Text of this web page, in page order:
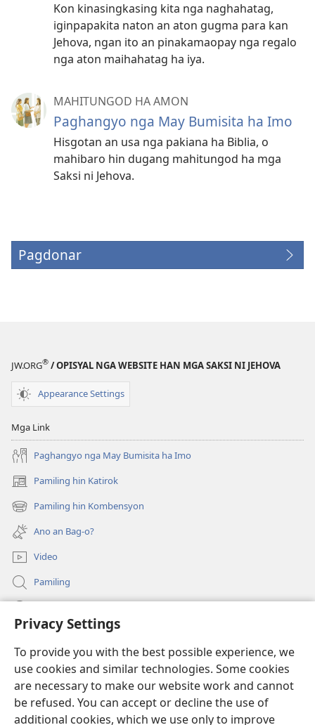
Privacy Settings
To provide you with the best possible experience, we
use cookies and similar technologies. Some cookies
are necessary to make our website work and cannot
be refused. You can accept or decline the use of
additional cookies, which we use only to improve
Kon kinasingkasing kita nga naghahatag,
iginpapakita naton an aton gugma para kan
Jehova, ngan ito an pinakamaopay nga regalo
nga aton maihahatag ha iya.
MAHITUNGOD HA AMON
Paghangyo nga May Bumisita ha Imo
Hisgotan an usa nga pakiana ha Biblia, o
mahibaro hin dugang mahitungod ha mga
Saksi ni Jehova.
Pagdonar
JW.ORG® / OPISYAL NGA WEBSITE HAN MGA SAKSI NI JEHOVA
Appearance Settings
Mga Link
Paghangyo nga May Bumisita ha Imo
Pamiling hin Katirok
(opens
new
window)
Pamiling hin Kombensyon
(opens
new
window)
Ano an Bag-o?
Video
Pamiling
(opens
window)Watchtower ONLINE LIBRARY
(opens
new
window)JW Hub ®
(opens